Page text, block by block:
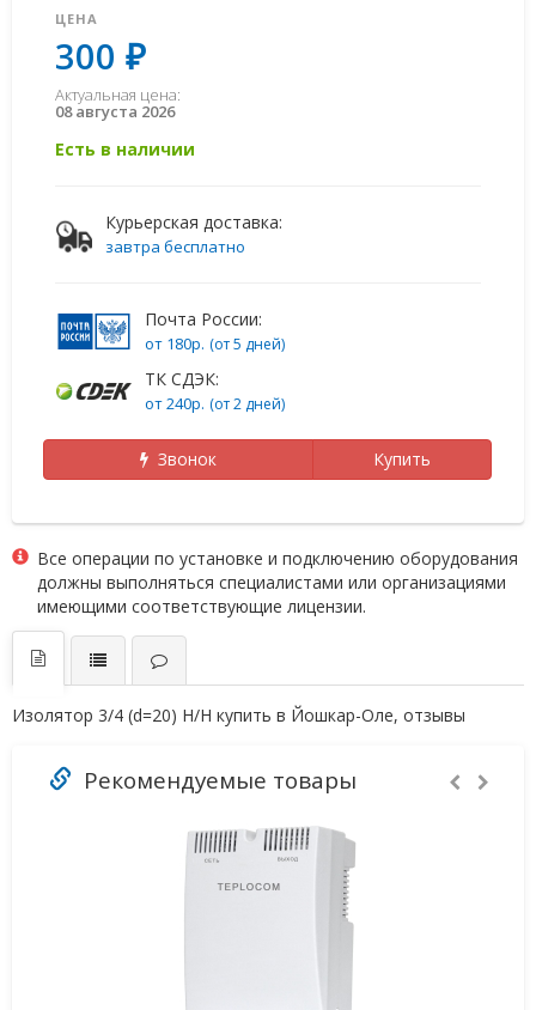
ЦЕНА
300 ₽
Актуальная цена:
08 августа 2026
Есть в наличии
Курьерская доставка:
завтра бесплатно
Почта России:
от 180р. (от 5 дней)
ТК СДЭК:
от 240р. (от 2 дней)
Звонок Купить
Все операции по установке и подключению оборудования
должны выполняться специалистами или организациями
имеющими соответствующие лицензии.
Изолятор 3/4 (d=20) Н/Н купить в Йошкар-Оле, отзывы
Рекомендуемые товары